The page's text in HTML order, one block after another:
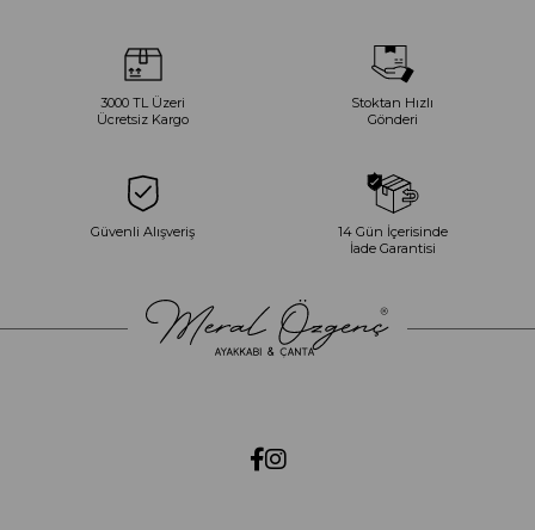
3000 TL Üzeri
Ücretsiz Kargo
Stoktan Hızlı
Gönderi
Güvenli Alışveriş
14 Gün İçerisinde
İade Garantisi